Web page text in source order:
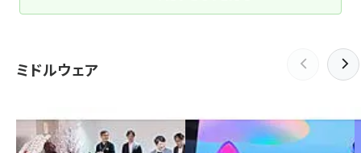
ミドルウェア